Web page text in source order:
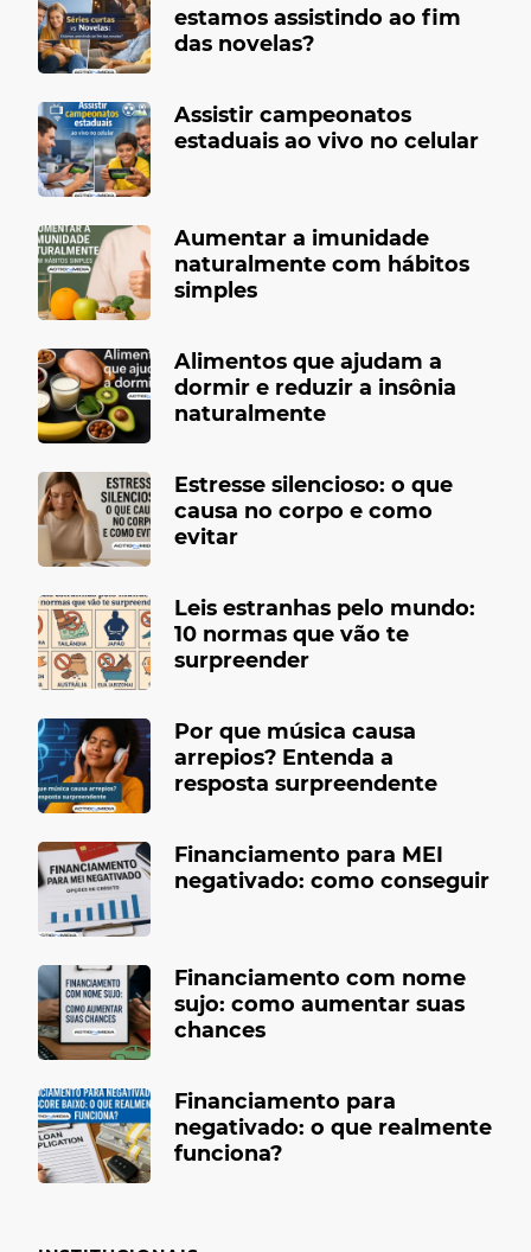
estamos assistindo ao fim
das novelas?
Assistir campeonatos
estaduais ao vivo no celular
Aumentar a imunidade
naturalmente com hábitos
simples
Alimentos que ajudam a
dormir e reduzir a insônia
naturalmente
Estresse silencioso: o que
causa no corpo e como
evitar
Leis estranhas pelo mundo:
10 normas que vão te
surpreender
Por que música causa
arrepios? Entenda a
resposta surpreendente
Financiamento para MEI
negativado: como conseguir
Financiamento com nome
sujo: como aumentar suas
chances
Financiamento para
negativado: o que realmente
funciona?